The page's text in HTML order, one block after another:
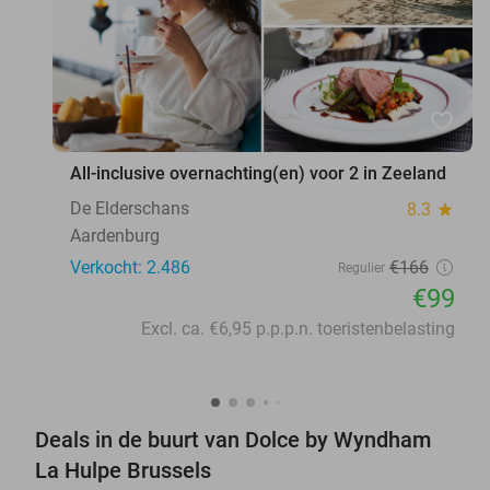
favorite_border
All-inclusive overnachting(en) voor 2 in Zeeland
De Elderschans
8.3 star
Aardenburg
Verkocht: 2.486
Regulier €166
€99
Excl. ca. €6,95 p.p.p.n. toeristenbelasting
Deals in de buurt van Dolce by Wyndham
La Hulpe Brussels